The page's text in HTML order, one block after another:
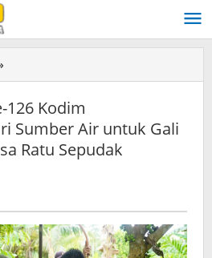
TMMD
126
Kodim
1208/Sambas
untuk
Gali
Sumur
126 Kodim
Sumber Air untuk Gali
Ratu Sepudak